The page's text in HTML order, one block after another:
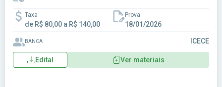
Taxa
de R$ 80,00 a R$ 140,00
Prova
18/01/2026
BANCA ICECE
Edital Ver materiais